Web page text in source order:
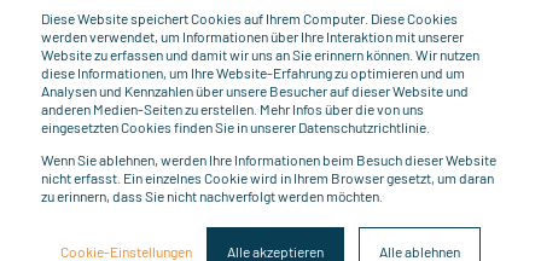
Diese Website speichert Cookies auf Ihrem Computer. Diese Cookies
werden verwendet, um Informationen über Ihre Interaktion mit unserer
Website zu erfassen und damit wir uns an Sie erinnern können. Wir nutzen
diese Informationen, um Ihre Website-Erfahrung zu optimieren und um
Analysen und Kennzahlen über unsere Besucher auf dieser Website und
anderen Medien-Seiten zu erstellen. Mehr Infos über die von uns
eingesetzten Cookies finden Sie in unserer Datenschutzrichtlinie.
Wenn Sie ablehnen, werden Ihre Informationen beim Besuch dieser Website
nicht erfasst. Ein einzelnes Cookie wird in Ihrem Browser gesetzt, um daran
zu erinnern, dass Sie nicht nachverfolgt werden möchten.
Cookie-Einstellungen Alle akzeptieren Alle ablehnen
Videoblog - Agile
Zusammenarbeit